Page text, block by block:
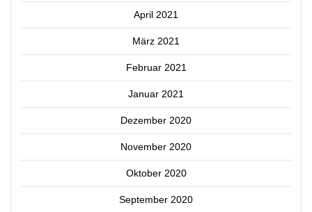
April 2021
März 2021
Februar 2021
Januar 2021
Dezember 2020
November 2020
Oktober 2020
September 2020